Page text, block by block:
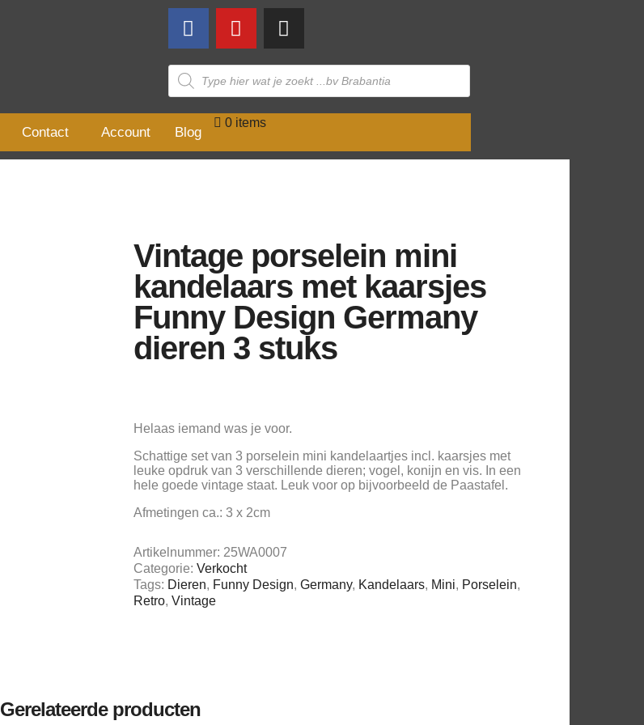
Contact Account Blog
0 items
Vintage porselein mini
kandelaars met kaarsjes
Funny Design Germany
dieren 3 stuks
Helaas iemand was je voor.
Schattige set van 3 porselein mini kandelaartjes incl. kaarsjes met
leuke opdruk van 3 verschillende dieren; vogel, konijn en vis. In een
hele goede vintage staat. Leuk voor op bijvoorbeeld de Paastafel.
Afmetingen ca.: 3 x 2cm
Artikelnummer: 25WA0007
Categorie:Verkocht
Tags: Dieren, Funny Design,Germany, Kandelaars, Mini, Porselein,
Retro,Vintage
Gerelateerde producten